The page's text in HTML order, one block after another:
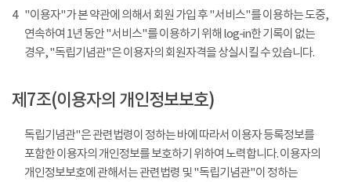
4
"이용자"가 본 약관에 의해서 회원 가입 후 "서비스"를 이용하는 도중,
연속하여 1년 동안 "서비스"를 이용하기 위해 log-in한 기록이 없는
경우, "독립기념관"은 이용자의 회원자격을 상실시킬 수 있습니다.
제7조(이용자의 개인정보보호)
독립기념관"은 관련법령이 정하는 바에 따라서 이용자 등록정보를
포함한 이용자의 개인정보를 보호하기 위하여 노력합니다. 이용자의
개인정보보호에 관해서는 관련법령 및 "독립기념관"이 정하는